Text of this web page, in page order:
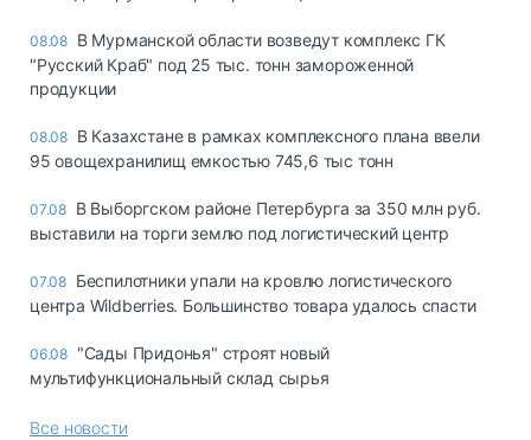
08.08 В Мурманской области возведут комплекс ГК
"Русский Краб" под 25 тыс. тонн замороженной
продукции
08.08 В Казахстане в рамках комплексного плана ввели
95 овощехранилищ емкостью 745,6 тыс тонн
07.08 В Выборгском районе Петербурга за 350 млн руб.
выставили на торги землю под логистический центр
07.08 Беспилотники упали на кровлю логистического
центра Wildberries. Большинство товара удалось спасти
06.08 "Сады Придонья" строят новый
мультифункциональный склад сырья
Все новости